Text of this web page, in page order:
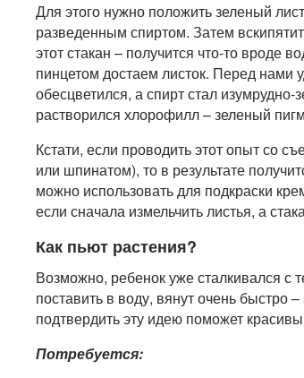
Для этого нужно положить зеленый
разведенным спиртом. Затем
этот стакан – получится что-то вроде
пинцетом достаем листок. Перед нами
обесцветился, а спирт стал изумрудно-
растворился хлорофилл – зеленый
Кстати, если проводить этот опыт со
или шпинатом), то в результате
можно использовать для подкраски
если сначала измельчить листья, а
Как пьют растения?
Возможно, ребенок уже сталкивался с
поставить в воду, вянут очень быстро
подтвердить эту идею поможет
Потребуется: